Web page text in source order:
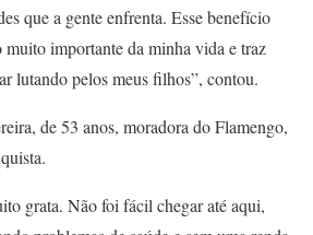
que a gente enfrenta. Esse benefício
muito importante da minha vida e traz
lutando pelos meus filhos”, contou.
de 53 anos, moradora do Flamengo,
grata. Não foi fácil chegar até aqui,